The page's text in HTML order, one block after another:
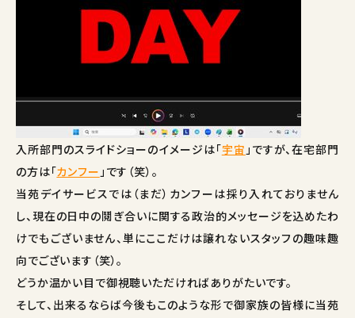
入所部門のスライドショーのイメージは「宇宙」ですが、在宅部門
の方は「カンフー」です（笑）。
当苑デイサービスでは（まだ）カンフーは採り入れておりません
し、現在の日中の鬩ぎ合いに関する政治的メッセージを込めたわ
けでもございません、単にここだけは譲れないスタッフの趣味趣
向でございます（笑）。
どうか温かい目で御視聴いただければありがたいです。
そして、出来るならば今後もこのような形で御家族の皆様に当苑